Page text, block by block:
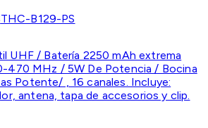
THC-B129-PS